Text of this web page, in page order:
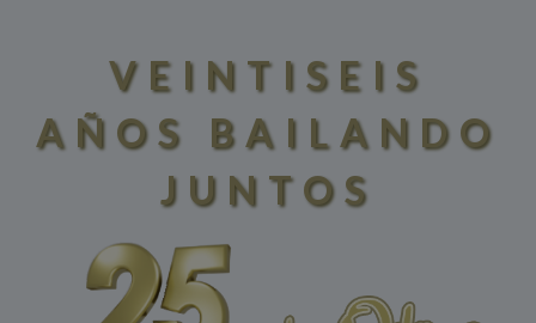
VEINTISEIS
AÑOS BAILANDO
JUNTOS